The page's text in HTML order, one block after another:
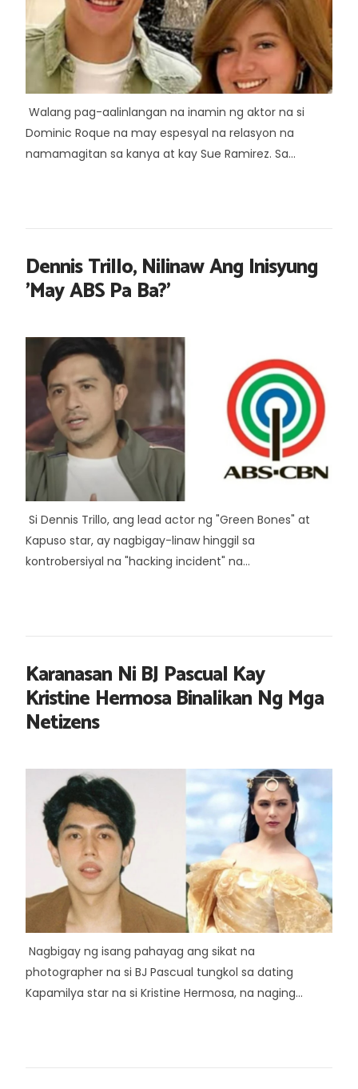
Walang pag-aalinlangan na inamin ng aktor na si
Dominic Roque na may espesyal na relasyon na
namamagitan sa kanya at kay Sue Ramirez. Sa...
Dennis Trillo, Nilinaw Ang Inisyung
'May ABS Pa Ba?'
Si Dennis Trillo, ang lead actor ng "Green Bones" at
Kapuso star, ay nagbigay-linaw hinggil sa
kontrobersiyal na "hacking incident" na...
Karanasan Ni BJ Pascual Kay
Kristine Hermosa Binalikan Ng Mga
Netizens
Nagbigay ng isang pahayag ang sikat na
photographer na si BJ Pascual tungkol sa dating
Kapamilya star na si Kristine Hermosa, na naging...